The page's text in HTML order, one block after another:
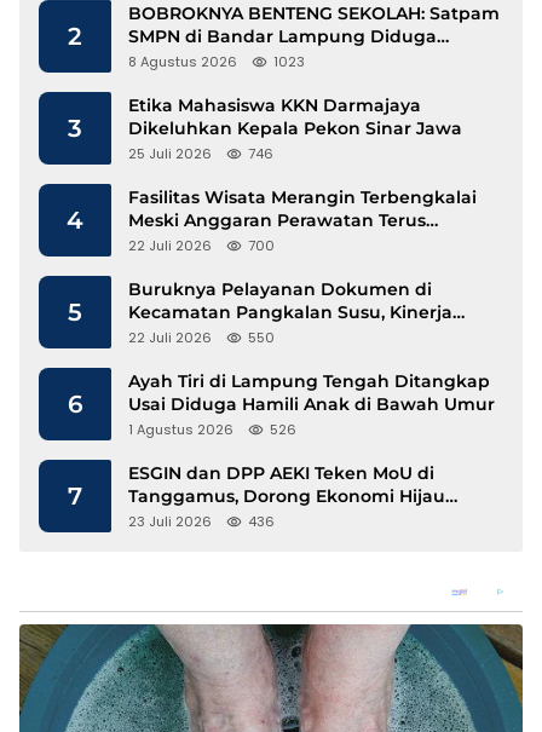
2
BOBROKNYA BENTENG SEKOLAH: Satpam
SMPN di Bandar Lampung Diduga
Lecehkan Siswi
8 Agustus 2026 1023
3
Etika Mahasiswa KKN Darmajaya
Dikeluhkan Kepala Pekon Sinar Jawa
25 Juli 2026 746
4
Fasilitas Wisata Merangin Terbengkalai
Meski Anggaran Perawatan Terus
Mengalir
22 Juli 2026 700
5
Buruknya Pelayanan Dokumen di
Kecamatan Pangkalan Susu, Kinerja
Disdukcapil Langkat Disorot
22 Juli 2026 550
6
Ayah Tiri di Lampung Tengah Ditangkap
Usai Diduga Hamili Anak di Bawah Umur
1 Agustus 2026 526
7
ESGIN dan DPP AEKI Teken MoU di
Tanggamus, Dorong Ekonomi Hijau
Berbasis Kopi dan Perdagangan Karbon
23 Juli 2026 436